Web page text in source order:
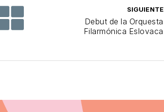
SIGUIENTE
Debut de la Orquesta
Filarmónica Eslovaca